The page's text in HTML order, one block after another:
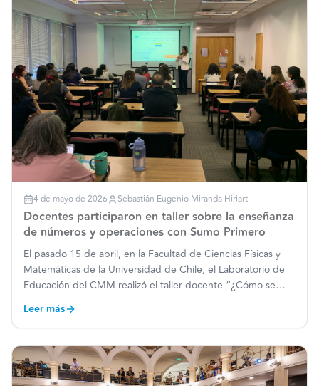
4 de mayo de 2026 Sebastián Eugenio Miranda Hiriart
Docentes participaron en taller sobre la enseñanza
de números y operaciones con Sumo Primero
El pasado 15 de abril, en la Facultad de Ciencias Físicas y
Matemáticas de la Universidad de Chile, el Laboratorio de
Educación del CMM realizó el taller docente “¿Cómo se
aprenden los números y las operaciones con Sumo
Primero?”, una instancia dirigida a profesoras y profesores
…
Leer más